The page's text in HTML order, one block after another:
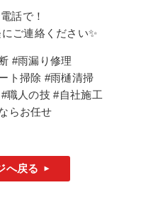
話で！
ご連絡ください✨
#雨漏り修理
ト掃除 #雨樋清掃
職人の技 #自社施工
らお任せ
へ戻る